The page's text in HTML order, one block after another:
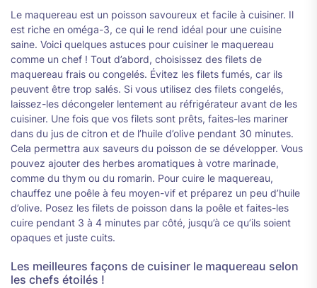
Le maquereau est un poisson savoureux et facile à cuisiner. Il
est riche en oméga-3, ce qui le rend idéal pour une cuisine
saine. Voici quelques astuces pour cuisiner le maquereau
comme un chef ! Tout d’abord, choisissez des filets de
maquereau frais ou congelés. Évitez les filets fumés, car ils
peuvent être trop salés. Si vous utilisez des filets congelés,
laissez-les décongeler lentement au réfrigérateur avant de les
cuisiner. Une fois que vos filets sont prêts, faites-les mariner
dans du jus de citron et de l’huile d’olive pendant 30 minutes.
Cela permettra aux saveurs du poisson de se développer. Vous
pouvez ajouter des herbes aromatiques à votre marinade,
comme du thym ou du romarin. Pour cuire le maquereau,
chauffez une poêle à feu moyen-vif et préparez un peu d’huile
d’olive. Posez les filets de poisson dans la poêle et faites-les
cuire pendant 3 à 4 minutes par côté, jusqu’à ce qu’ils soient
opaques et juste cuits.
Les meilleures façons de cuisiner le maquereau selon
les chefs étoilés !